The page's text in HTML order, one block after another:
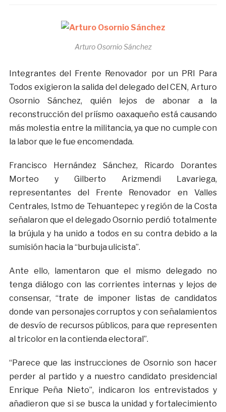
Arturo Osornio Sánchez
Integrantes del Frente Renovador por un PRI Para
Todos exigieron la salida del delegado del CEN, Arturo
Osornio Sánchez, quién lejos de abonar a la
reconstrucción del priísmo oaxaqueño está causando
más molestia entre la militancia, ya que no cumple con
la labor que le fue encomendada.
Francisco Hernández Sánchez, Ricardo Dorantes
Morteo y Gilberto Arizmendi Lavariega,
representantes del Frente Renovador en Valles
Centrales, Istmo de Tehuantepec y región de la Costa
señalaron que el delegado Osornio perdió totalmente
la brújula y ha unido a todos en su contra debido a la
sumisión hacia la “burbuja ulicista”.
Ante ello, lamentaron que el mismo delegado no
tenga diálogo con las corrientes internas y lejos de
consensar, “trate de imponer listas de candidatos
donde van personajes corruptos y con señalamientos
de desvío de recursos públicos, para que representen
al tricolor en la contienda electoral”.
“Parece que las instrucciones de Osornio son hacer
perder al partido y a nuestro candidato presidencial
Enrique Peña Nieto”, indicaron los entrevistados y
añadieron que si se busca la unidad y fortalecimiento